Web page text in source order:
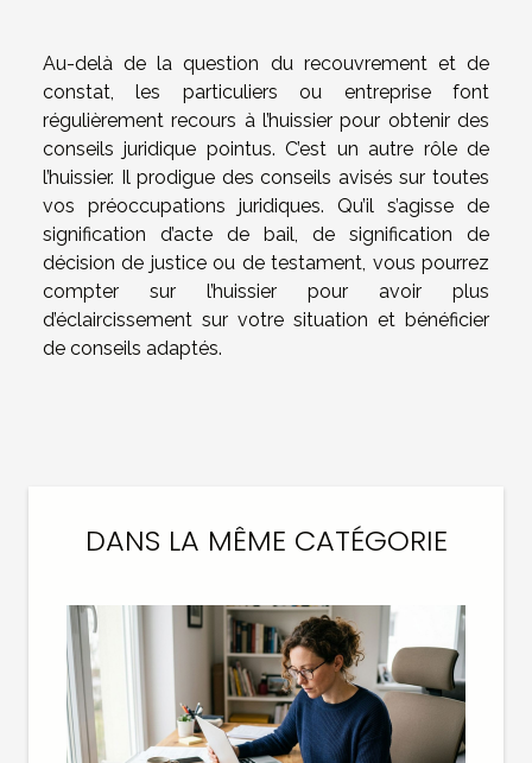
Au-delà de la question du recouvrement et de
constat, les particuliers ou entreprise font
régulièrement recours à l’huissier pour obtenir des
conseils juridique pointus. C’est un autre rôle de
l’huissier. Il prodigue des conseils avisés sur toutes
vos préoccupations juridiques. Qu’il s’agisse de
signification d’acte de bail, de signification de
décision de justice ou de testament, vous pourrez
compter sur l’huissier pour avoir plus
d’éclaircissement sur votre situation et bénéficier
de conseils adaptés.
DANS LA MÊME CATÉGORIE